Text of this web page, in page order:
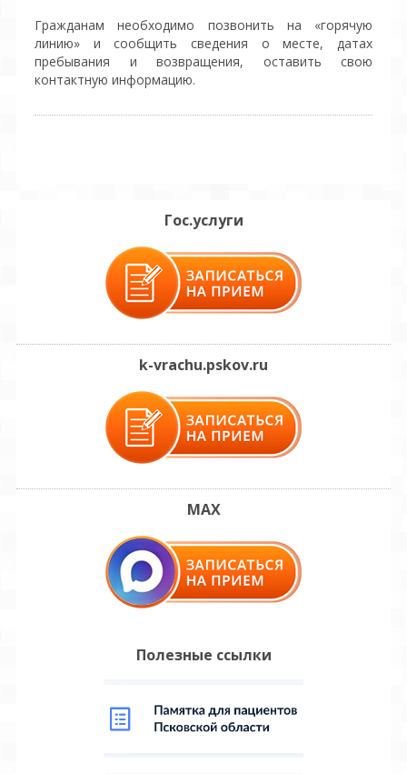
Гражданам необходимо позвонить на «горячую
линию» и сообщить сведения о месте, датах
пребывания и возвращения, оставить свою
контактную информацию.
Гос.услуги
k-vrachu.pskov.ru
MAX
Полезные ссылки